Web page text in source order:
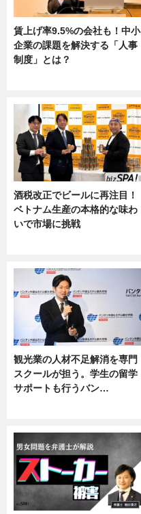
賃上げ率9.5%の会社も！中小
企業の課題を解決する「人事
制度」とは？
酒税改正でビールに再注目！
ベトナム生産の本格的な味わ
いで市場に挑戦
観光業の人材不足解消を専門
スクールが担う。学生の留学
サポートも行うバン…